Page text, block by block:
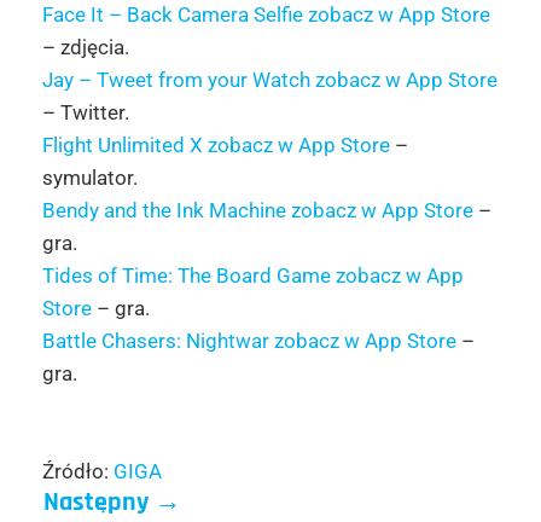
Face It – Back Camera Selfie zobacz w App Store
– zdjęcia.
Jay – Tweet from your Watch zobacz w App Store
– Twitter.
Flight Unlimited X zobacz w App Store–
symulator.
Bendy and the Ink Machine zobacz w App Store–
gra.
Tides of Time: The Board Game zobacz w App
Store– gra.
Battle Chasers: Nightwar zobacz w App Store–
gra.
Źródło: GIGA
Następny→